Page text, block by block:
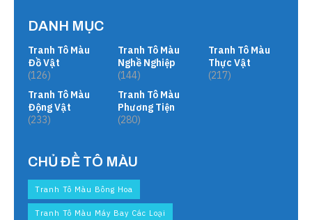
DANH MỤC
Tranh Tô Màu
Đồ Vật
(126)
Tranh Tô Màu
Động Vật
(233)
Tranh Tô Màu
Nghề Nghiệp
(144)
Tranh Tô Màu
Phương Tiện
(280)
Tranh Tô Màu
Thực Vật
(217)
CHỦ ĐỀ TÔ MÀU
Tranh Tô Màu Bông Hoa
Tranh Tô Màu Máy Bay Các Loại